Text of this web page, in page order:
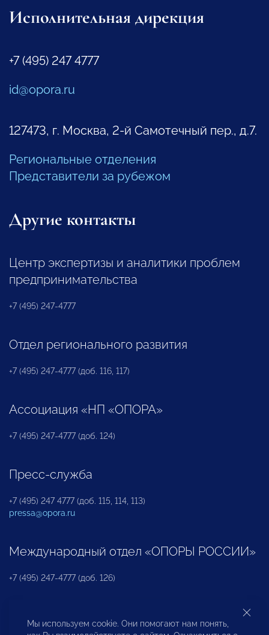
Исполнительная дирекция
+7 (495) 247 4777
id@opora.ru
127473, г. Москва, 2-й Самотечный пер., д.7.
Региональные отделения
Представители за рубежом
Другие контакты
Центр экспертизы и аналитики проблем
предпринимательства
+7 (495) 247-4777
Отдел регионального развития
+7 (495) 247-4777 (доб. 116, 117)
Ассоциация «НП «ОПОРА»
+7 (495) 247-4777 (доб. 124)
Пресс-служба
+7 (495) 247 4777 (доб. 115, 114, 113)
pressa@opora.ru
Международный отдел «ОПОРЫ РОССИИ»
+7 (495) 247-4777 (доб. 126)
Бюро по защите прав предпринимателей и
Мы используем cookie. Они помогают нам понять,